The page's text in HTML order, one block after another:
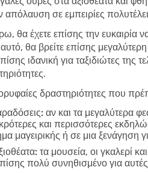
απόλαυση σε εμπειρίες
θα έχετε επίσης την ευκαιρία
θα βρείτε επίσης
ιδανική για ταξιδιώτες
δραστηριότητες που
αν και τα μεγαλύτερα
και περισσότερες
μαγειρικής ή σε μια ξενάγηση
τα μουσεία, οι γκαλερί
πολύ συνηθισμένο για